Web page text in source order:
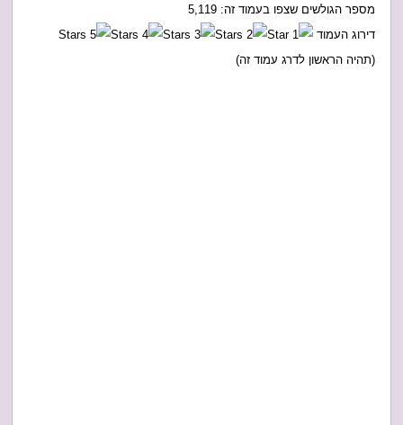
מספר הגולשים שצפו בעמוד זה: 5,119
דירוג העמוד
(תהיה הראשון לדרג עמוד זה)